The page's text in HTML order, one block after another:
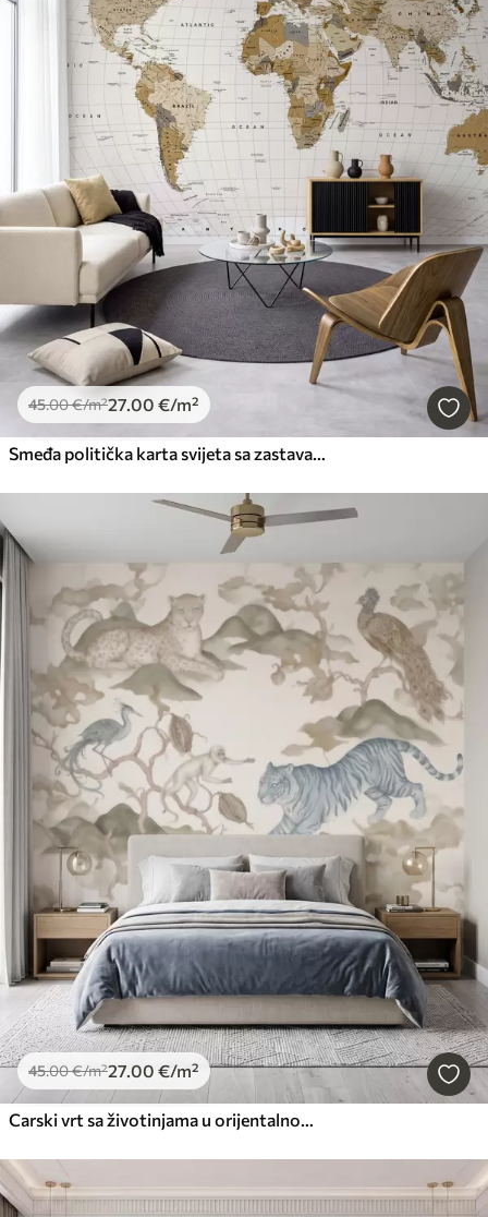
45.00€/m²27.00 €/m²
Smeđa politička karta svijeta sa zastavama na engleskom jeziku
45.00€/m²27.00 €/m²
Carski vrt sa životinjama u orijentalnom stilu - majmunom, leopardom, tigrom, paunom i čapljom